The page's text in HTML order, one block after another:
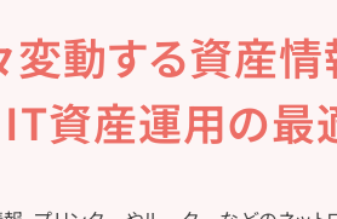
変動する​資産情
IT資産運用の​最